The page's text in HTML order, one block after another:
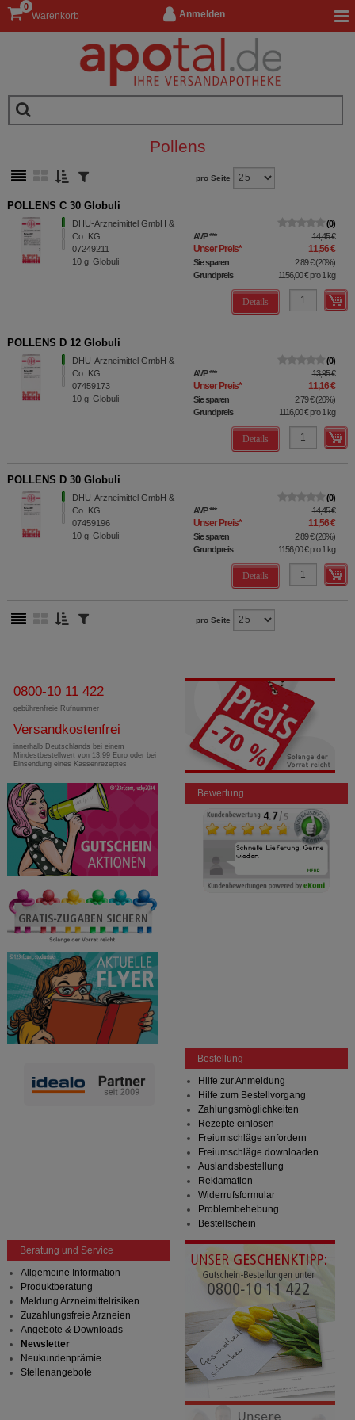
Anmelden
Warenkorb
0
Pollens
pro Seite
POLLENS C 30 Globuli
DHU-Arzneimittel GmbH &
Co. KG
07249211
10 g Globuli
0
AVP*** 14,45 €
Unser Preis* 11,56 €
Sie sparen 2,89 €(20%)
Grundpreis
1156,00 €pro 1 kg
Details
POLLENS D 12 Globuli
DHU-Arzneimittel GmbH &
Co. KG
07459173
10 g Globuli
0
AVP*** 13,95 €
Unser Preis* 11,16 €
Sie sparen 2,79 €(20%)
Grundpreis
1116,00 €pro 1 kg
Details
POLLENS D 30 Globuli
DHU-Arzneimittel GmbH &
Co. KG
07459196
10 g Globuli
0
AVP*** 14,45 €
Unser Preis* 11,56 €
Sie sparen 2,89 €(20%)
Grundpreis
1156,00 €pro 1 kg
Details
pro Seite
0800-10 11 422
gebührenfreie Rufnummer
Versandkostenfrei
innerhalb Deutschlands bei einem
Mindestbestellwert von 13,99 Euro oder bei
Einsendung eines Kassenrezeptes
Bewertung
Bestellung
Hilfe zur Anmeldung
Hilfe zum Bestellvorgang
Zahlungsmöglichkeiten
Rezepte einlösen
Freiumschläge anfordern
Freiumschläge downloaden
Auslandsbestellung
Reklamation
Widerrufsformular
Problembehebung
Bestellschein
Beratung und Service
Allgemeine Information
Produktberatung
Meldung Arzneimittelrisiken
Zuzahlungsfreie Arzneien
Angebote & Downloads
Newsletter
Neukundenprämie
Stellenangebote